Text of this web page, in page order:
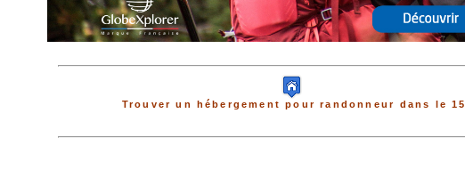
Trouver un hébergement pour randonneur dans le 15